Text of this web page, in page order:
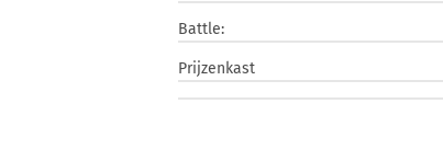
Battle:
Prijzenkast